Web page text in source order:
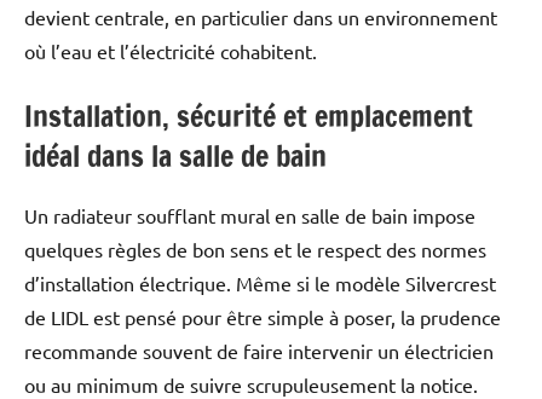
devient centrale, en particulier dans un environnement
où l’eau et l’électricité cohabitent.
Installation, sécurité et emplacement
idéal dans la salle de bain
Un radiateur soufflant mural en salle de bain impose
quelques règles de bon sens et le respect des normes
d’installation électrique. Même si le modèle Silvercrest
de LIDL est pensé pour être simple à poser, la prudence
recommande souvent de faire intervenir un électricien
ou au minimum de suivre scrupuleusement la notice.